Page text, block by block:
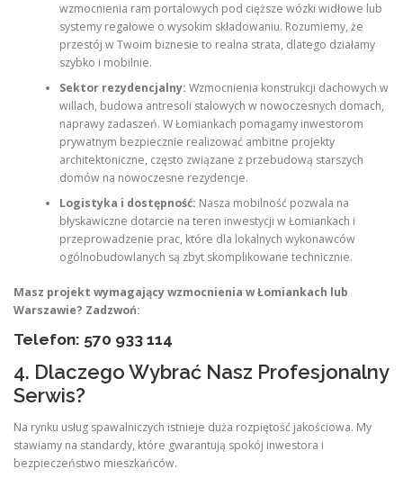
wzmocnienia ram portalowych pod cięższe wózki widłowe lub
systemy regałowe o wysokim składowaniu. Rozumiemy, że
przestój w Twoim biznesie to realna strata, dlatego działamy
szybko i mobilnie.
Sektor rezydencjalny: Wzmocnienia konstrukcji dachowych w
willach, budowa antresoli stalowych w nowoczesnych domach,
naprawy zadaszeń. W Łomiankach pomagamy inwestorom
prywatnym bezpiecznie realizować ambitne projekty
architektoniczne, często związane z przebudową starszych
domów na nowoczesne rezydencje.
Logistyka i dostępność: Nasza mobilność pozwala na
błyskawiczne dotarcie na teren inwestycji w Łomiankach i
przeprowadzenie prac, które dla lokalnych wykonawców
ogólnobudowlanych są zbyt skomplikowane technicznie.
Masz projekt wymagający wzmocnienia w Łomiankach lub
Warszawie? Zadzwoń:
Telefon: 570 933 114
4. Dlaczego Wybrać Nasz Profesjonalny
Serwis?
Na rynku usług spawalniczych istnieje duża rozpiętość jakościowa. My
stawiamy na standardy, które gwarantują spokój inwestora i
bezpieczeństwo mieszkańców.